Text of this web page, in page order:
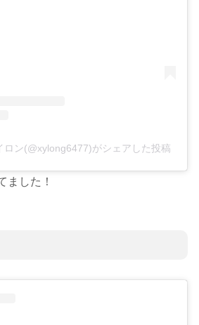
ロン(@xylong6477)がシェアした投稿
ました！